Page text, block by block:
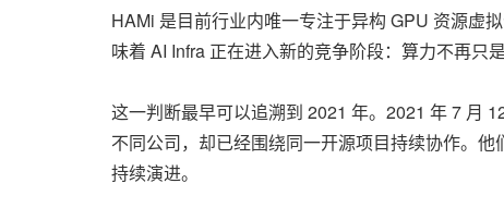
HAMi 是目前行业内唯一专注于异构 GPU 资源虚
味着 AI Infra 正在进入新的竞争阶段：算力不再只
这一判断最早可以追溯到 2021 年。2021 年 7 月
不同公司，却已经围绕同一开源项目持续协作。
持续演进。